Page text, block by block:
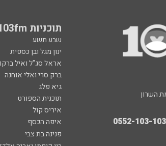
תוכניות 103fm
שבע תשע
ינון מגל ובן כספית
אראל סג"ל ואיל
ברק סרי ואלי אוחנה
גיא פלג
תוכנית הספורט
איריס קול
איפה הכסף
פנינה בת צבי